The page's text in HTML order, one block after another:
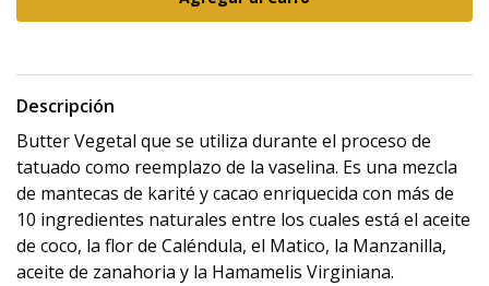
Descripción
Butter Vegetal que se utiliza durante el proceso de
tatuado como reemplazo de la vaselina. Es una mezcla
de mantecas de karité y cacao enriquecida con más de
10 ingredientes naturales entre los cuales está el aceite
de coco, la flor de Caléndula, el Matico, la Manzanilla,
aceite de zanahoria y la Hamamelis Virginiana.